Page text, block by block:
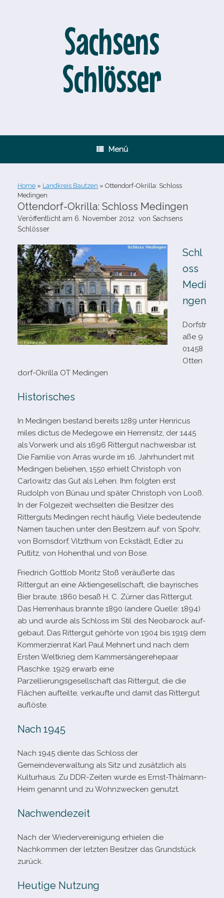
Sachsens
Schlösser
Menü
Home » Landkreis Bautzen » Ottendorf-​Okrilla: Schloss
Medingen
Ottendorf-​Okrilla: Schloss Medingen
Veröffentlicht am 6. November 2012 von Sachsens
Schlösser
Schl
oss
Medi
ngen
Dorfstr
aße 9
01458
Otten
dorf-​Okrilla OT Medingen
Historisches
In Medingen bestand bereits 1289 unter Henricus
miles dic­tus de Medegowe ein Herrensitz, der 1445
als Vorwerk und als 1696 Rittergut nach­weis­bar ist.
Die Familie von Arras wurde im 16. Jahrhundert mit
Medingen belie­hen, 1550 erhielt Christoph von
Carlowitz das Gut als Lehen. Ihm folg­ten erst
Rudolph von Bünau und spä­ter Christoph von Looß.
In der Folgezeit wech­sel­ten die Besitzer des
Ritterguts Medingen recht häu­fig. Viele bedeu­tende
Namen tau­chen unter den Besitzern auf: von Spohr,
von Bornsdorf, Vitzthum von Eckstädt, Edler zu
Putlitz, von Hohenthal und von Bose.
Friedrich Gottlob Moritz Stoß ver­äu­ßerte das
Rittergut an eine Aktiengesellschaft, die bay­ri­sches
Bier braute. 1860 besaß H. C. Zürner das Rittergut.
Das Herrenhaus brannte 1890 (andere Quelle: 1894)
ab und wurde als Schloss im Stil des Neobarock auf­
ge­baut. Das Rittergut gehörte von 1904 bis 1919 dem
Kommerzienrat Karl Paul Mehnert und nach dem
Ersten Weltkrieg dem Kammersängerehepaar
Plaschke. 1929 erwarb eine
Parzellierungsgesellschaft das Rittergut, die die
Flächen auf­teilte, ver­kaufte und damit das Rittergut
auflöste.
Nach 1945
Nach 1945 diente das Schloss der
Gemeindeverwaltung als Sitz und zusätz­lich als
Kulturhaus. Zu DDR-​Zeiten wurde es Ernst-​Thälmann-​
Heim genannt und zu Wohnzwecken genutzt.
Nachwendezeit
Nach der Wiedervereinigung erhie­len die
Nachkommen der letz­ten Besitzer das Grundstück
zurück.
Heutige Nutzung